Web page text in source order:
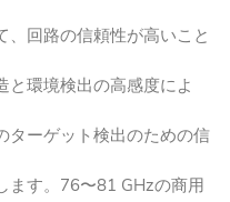
回路の信頼性が高いこと
と環境検出の高感度によ
ターゲット検出のための信
ます。76〜81 GHzの商用